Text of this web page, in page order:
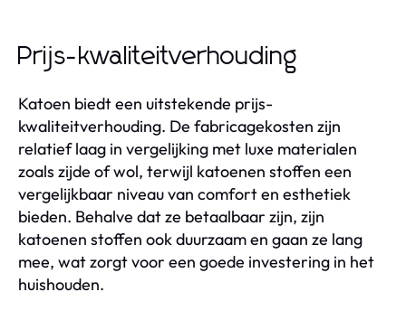
Prijs-kwaliteitverhouding
Katoen biedt een uitstekende prijs-
kwaliteitverhouding. De fabricagekosten zijn
relatief laag in vergelijking met luxe materialen
zoals zijde of wol, terwijl katoenen stoffen een
vergelijkbaar niveau van comfort en esthetiek
bieden. Behalve dat ze betaalbaar zijn, zijn
katoenen stoffen ook duurzaam en gaan ze lang
mee, wat zorgt voor een goede investering in het
huishouden.